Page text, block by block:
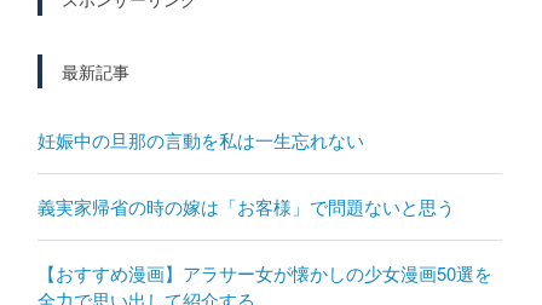
最新記事
妊娠中の旦那の言動を私は一生忘れない
義実家帰省の時の嫁は「お客様」で問題ないと思う
【おすすめ漫画】アラサー女が懐かしの少女漫画50選を
全力で思い出して紹介する